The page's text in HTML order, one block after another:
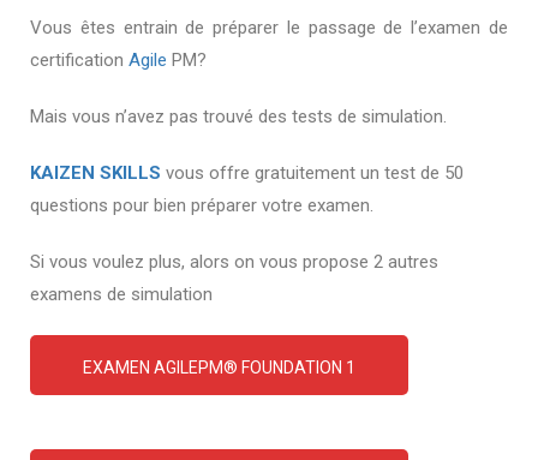
Vous êtes entrain de préparer le passage de l’examen de
certification Agile PM?
Mais vous n’avez pas trouvé des tests de simulation.
KAIZEN SKILLS vous offre gratuitement un test de 50
questions pour bien préparer votre examen.
Si vous voulez plus, alors on vous propose 2 autres
examens de simulation
EXAMEN AGILEPM® FOUNDATION 1